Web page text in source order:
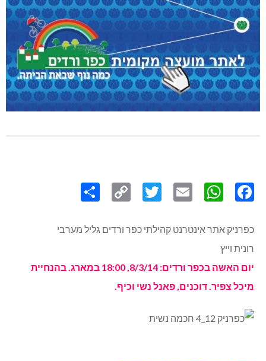
Link
כפרניק אתר אינטרנט קהילתי כפר ורדים גליל מערבי
רונית וייץ
יום האשה בכפר ורדים: 8/3/14, 18:00 במארג. בהנחיית
מיכל צפיר. דוכנים, פאנל נשי וכיף.